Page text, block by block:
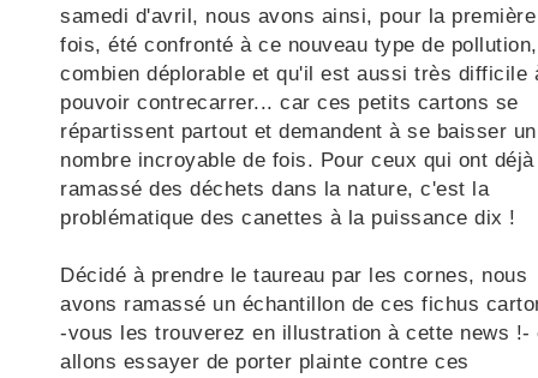
samedi d'avril, nous avons ainsi, pour la première
fois, été confronté à ce nouveau type de pollution,
combien déplorable et qu'il est aussi très difficile
pouvoir contrecarrer... car ces petits cartons se
répartissent partout et demandent à se baisser un
nombre incroyable de fois. Pour ceux qui ont déjà
ramassé des déchets dans la nature, c'est la
problématique des canettes à la puissance dix !
Décidé à prendre le taureau par les cornes, nous
avons ramassé un échantillon de ces fichus
-vous les trouverez en illustration à cette news !-
allons essayer de porter plainte contre ces